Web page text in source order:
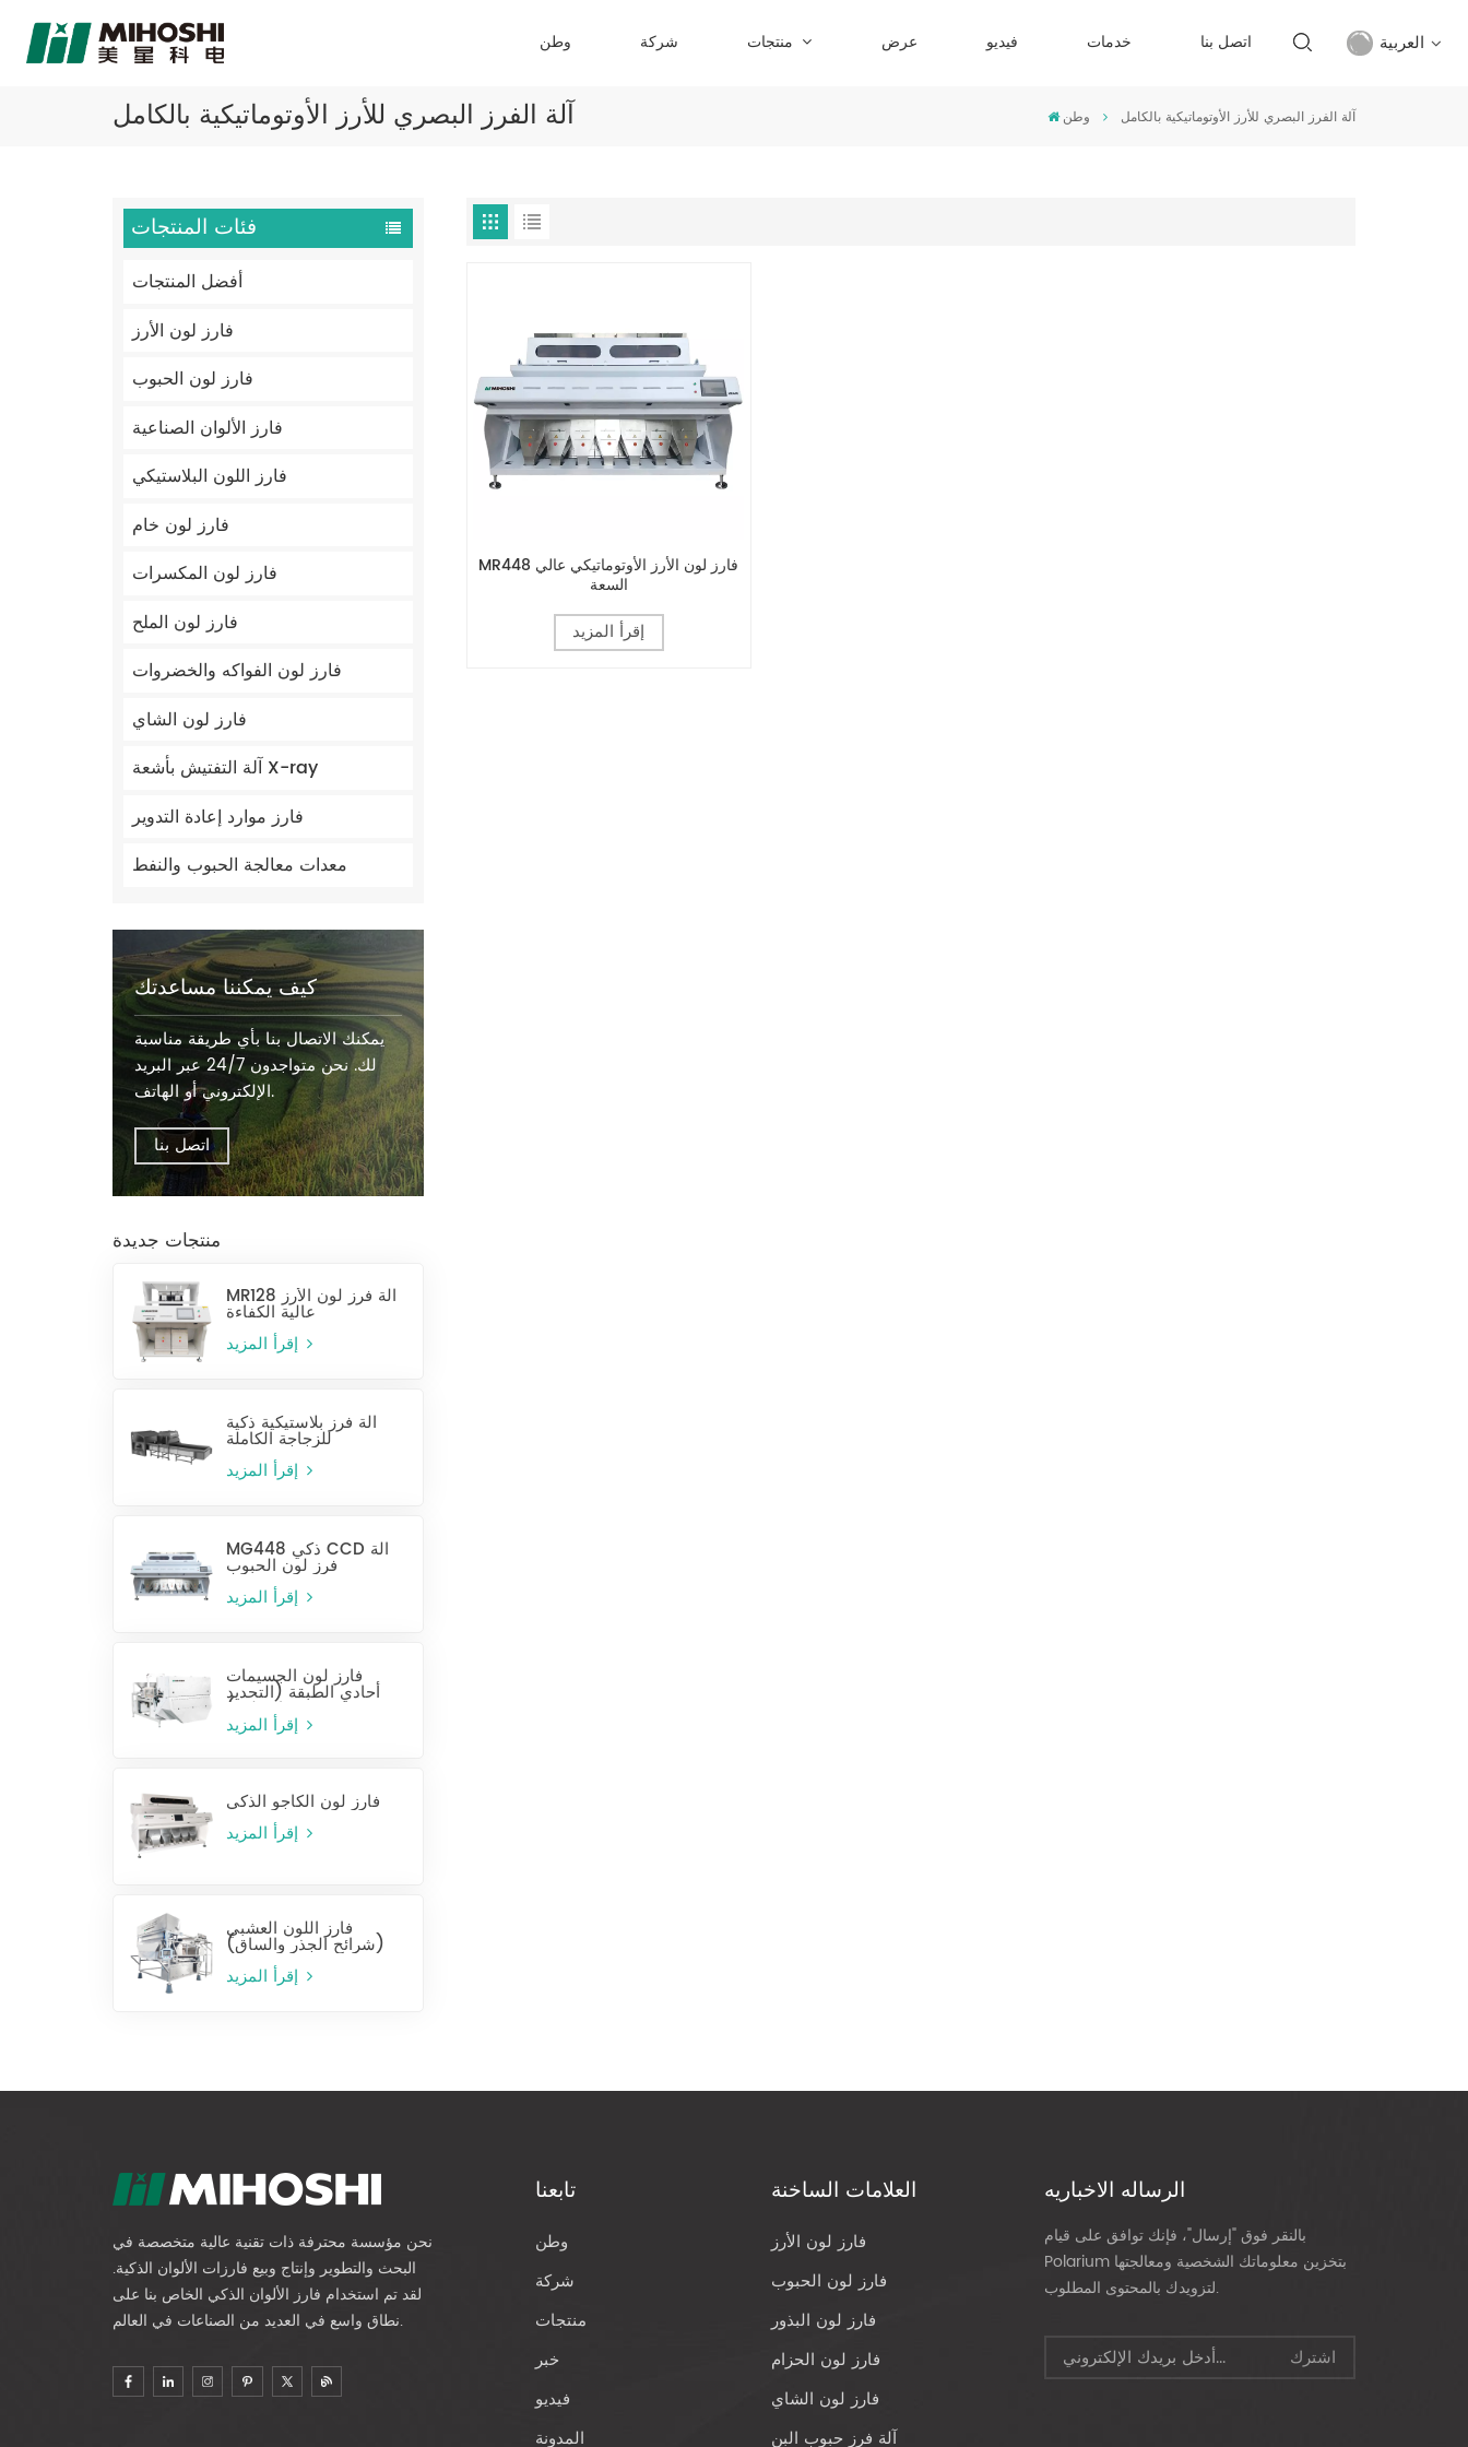
وطن شركة عرض فيديو خدمات اتصل بنا العربية
آلة الفرز البصري للأرز الأوتوماتيكية بالكامل وطن آلة الفرز البصري للأرز الأوتوماتيكية بالكامل
فئات المنتجات
أفضل المنتجات
فارز لون الأرز
فارز لون الحبوب
فارز الألوان الصناعية
فارز اللون البلاستيكي
فارز لون خام
فارز لون المكسرات
فارز لون الملح
فارز لون الفواكه والخضروات
فارز لون الشاي
آلة التفتيش بأشعة X-ray
فارز موارد إعادة التدوير
معدات معالجة الحبوب والنفط
كيف يمكننا مساعدتك
يمكنك الاتصال بنا بأي طريقة مناسبة
لك. نحن متواجدون 24/7 عبر البريد
الإلكتروني أو الهاتف.
اتصل بنا
منتجات جديدة
MR128 آلة فرز لون الأرز
عالية الكفاءة
إقرأ المزيد
آلة فرز بلاستيكية ذكية
للزجاجة الكاملة
إقرأ المزيد
MG448 ذكي CCD آلة
فرز لون الحبوب
إقرأ المزيد
فارز لون الجسيمات
أحادي الطبقة (التحديد
الرطب)
إقرأ المزيد
فارز لون الكاجو الذكي
إقرأ المزيد
فارز اللون العشبي
(شرائح الجذر والساق)
إقرأ المزيد
MR448 فارز لون الأرز الأوتوماتيكي عالي
السعة
إقرأ المزيد
نحن مؤسسة محترفة ذات تقنية عالية متخصصة في
البحث والتطوير وإنتاج وبيع فارزات الألوان الذكية.
لقد تم استخدام فارز الألوان الذكي الخاص بنا على
نطاق واسع في العديد من الصناعات في العالم.
تابعنا
وطن
شركة
منتجات
خبر
فيديو
المدونة
العلامات الساخنة
فارز لون الأرز
فارز لون الحبوب
فارز لون البذور
فارز لون الحزام
فارز لون الشاي
آلة فرز حبوب البن
الرساله الاخباريه
بالنقر فوق "إرسال"، فإنك توافق على قيام
Polarium بتخزين معلوماتك الشخصية ومعالجتها
لتزويدك بالمحتوى المطلوب.